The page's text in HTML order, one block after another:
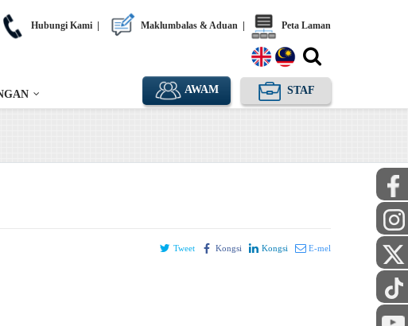
Hubungi Kami Maklumbalas & Aduan Peta Laman
AWAM STAF
Tweet Kongsi Kongsi E-mel